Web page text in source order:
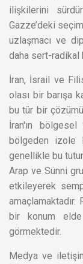
ilişkilerini
Gazze’deki
uzlaşmacı ve
daha sert-radikal
İran, İsrail ve
olası bir barışa
bu tür bir
İran'ın bölgesel
bölgeden izole
genellikle bu
Arap ve Sünni
etkileyerek
bir konum
görmektedir.
Medya ve